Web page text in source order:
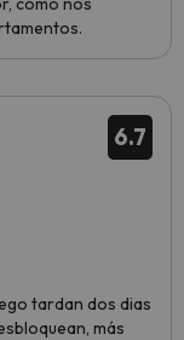
6.7
tardan dos dias
más